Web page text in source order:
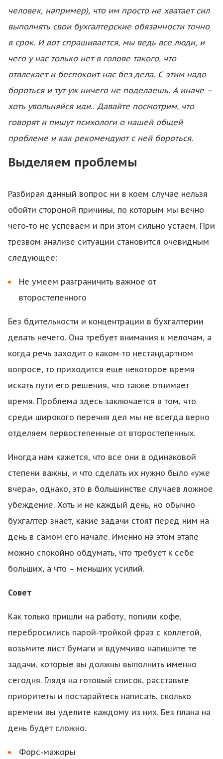
человек, например), что им просто не хватает сил
выполнять свои бухгалтерские обязанности точно
в срок. И вот спрашивается, мы ведь все люди, и
чего у нас только нет в голове такого, что
отвлекает и беспокоит нас без дела. С этим надо
бороться и тут уж ничего не поделаешь. А иначе –
хоть увольняйся иди.. Давайте посмотрим, что
говорят и пишут психологи о нашей общей
проблеме и как рекомендуют с ней бороться.
Выделяем проблемы
Разбирая данный вопрос ни в коем случае нельзя
обойти стороной причины, по которым мы вечно
чего-то не успеваем и при этом сильно устаем. При
трезвом анализе ситуации становится очевидным
следующее:
Не умеем разграничить важное от
второстепенного
Без бдительности и концентрации в бухгалтерии
делать нечего. Она требует внимания к мелочам, а
когда речь заходит о каком-то нестандартном
вопросе, то приходится еще некоторое время
искать пути его решения, что также отнимает
время. Проблема здесь заключается в том, что
среди широкого перечня дел мы не всегда верно
отделяем первостепенные от второстепенных.
Иногда нам кажется, что все они в одинаковой
степени важны, и что сделать их нужно было «уже
вчера», однако, это в большинстве случаев ложное
убеждение. Хоть и не каждый день, но обычно
бухгалтер знает, какие задачи стоят перед ним на
день в самом его начале. Именно на этом этапе
можно спокойно обдумать, что требует к себе
больших, а что – меньших усилий.
Совет
Как только пришли на работу, попили кофе,
перебросились парой-тройкой фраз с коллегой,
возьмите лист бумаги и вдумчиво напишите те
задачи, которые вы должны выполнить именно
сегодня. Глядя на готовый список, расставьте
приоритеты и постарайтесь написать, сколько
времени вы уделите каждому из них. Без плана на
день будет сложно.
Форс-мажоры